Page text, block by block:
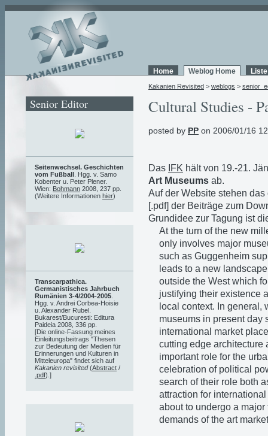
Home Weblog Home
Kakanien Revisited > weblogs >
Cultural Studies -
posted by PP on 2006/01/16
Das IFK hält von 19.-21.
Art Museums ab.
Auf der Website stehen
[.pdf] der Beiträge zum
Grundidee zur Tagung ist
At the turn of the new
only involves major
such as Guggenheim
leads to a new
outside the West which
justifying their existence
local context. In general,
museums in present day
international market
cutting edge architecture
important role for the
celebration of political
search of their role both
attraction for
about to undergo a
demands of the art
Senior Editor
Seitenwechsel. Geschichten
vom Fußball . Hgg. v. Samo
Kobenter u. Peter Plener.
Wien: Bohmann 2008, 237 pp.
(Weitere Informationen hier)
Transcarpathica.
Germanistisches Jahrbuch
Rumänien 3-4/2004-2005
Hgg. v. Andrei Corbea-Hoisie
u. Alexander Rubel.
Bukarest/Bucuresti: Editura
Paideia 2008, 336 pp.
[Die online-Fassung meines
Einleitungsbeitrags "Thesen
zur Bedeutung der Medien für
Erinnerungen und Kulturen in
Mitteleuropa" findet sich auf
Kakanien revisited(Abstract /
.pdf).]